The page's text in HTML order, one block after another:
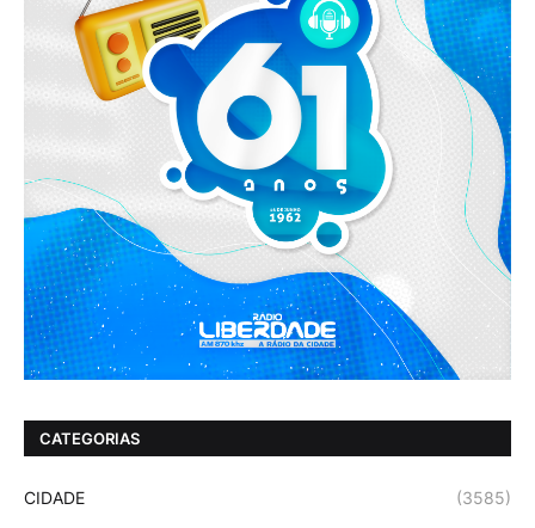
CATEGORIAS
CIDADE (3585)